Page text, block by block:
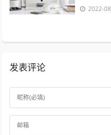
些与火拍
2022-
发表评论